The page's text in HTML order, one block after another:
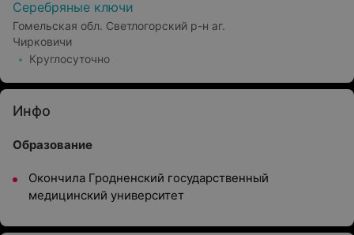
Серебряные ключи
Гомельская обл. Светлогорский р-н аг.
Чирковичи
Круглосуточно
Инфо
Образование
Окончила Гродненский государственный
медицинский университет